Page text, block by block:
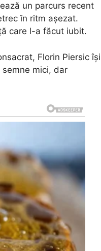
un parcurs recent
în ritm așezat.
care l-a făcut iubit.
Florin Piersic își
mici, dar